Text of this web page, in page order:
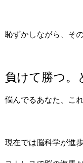
恥ずかしながら、その
負けて勝つ。
悩んでるあなた、こ
現在では脳科学が進